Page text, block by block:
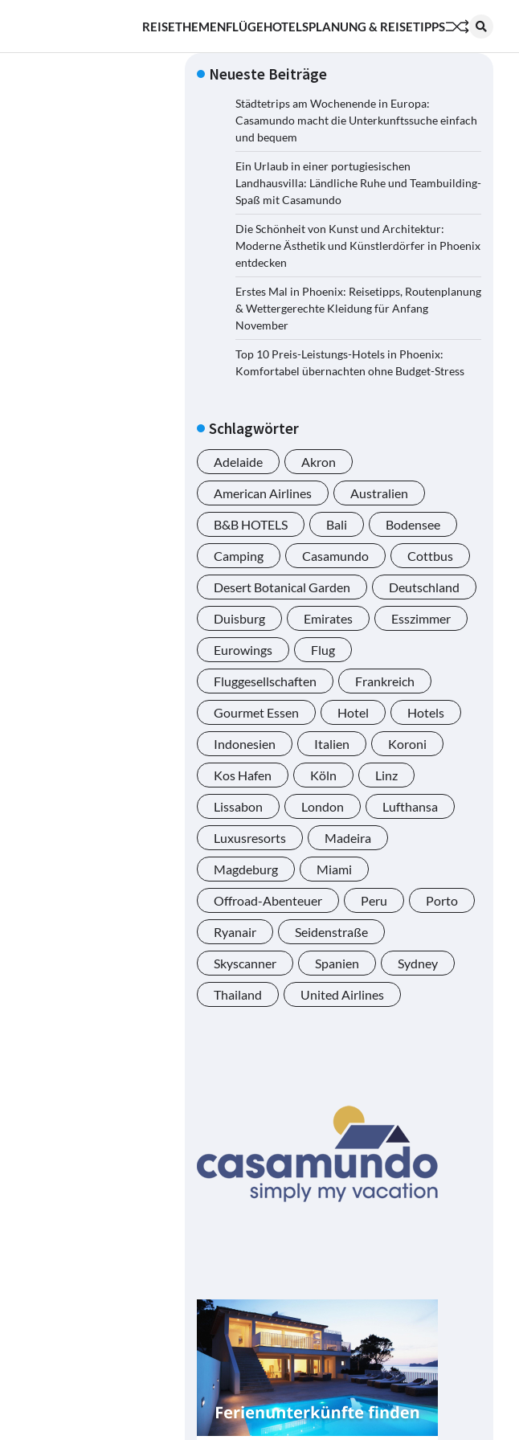
REISETHEMENFLÜGEHOTELSPLANUNG & REISETIPPS
Neueste Beiträge
Städtetrips am Wochenende in Europa:
Casamundo macht die Unterkunftssuche einfach
und bequem
Ein Urlaub in einer portugiesischen
Landhausvilla: Ländliche Ruhe und Teambuilding-
Spaß mit Casamundo
Die Schönheit von Kunst und Architektur:
Moderne Ästhetik und Künstlerdörfer in Phoenix
entdecken
Erstes Mal in Phoenix: Reisetipps, Routenplanung
& Wettergerechte Kleidung für Anfang
November
Top 10 Preis-Leistungs-Hotels in Phoenix:
Komfortabel übernachten ohne Budget-Stress
Schlagwörter
Adelaide Akron
American Airlines Australien
B&B HOTELS Bali Bodensee
Camping Casamundo Cottbus
Desert Botanical Garden Deutschland
Duisburg Emirates Esszimmer
Eurowings Flug
Fluggesellschaften Frankreich
Gourmet Essen Hotel Hotels
Indonesien Italien Koroni
Kos Hafen Köln Linz
Lissabon London Lufthansa
Luxusresorts Madeira
Magdeburg Miami
Offroad-Abenteuer Peru Porto
Ryanair Seidenstraße
Skyscanner Spanien Sydney
Thailand United Airlines